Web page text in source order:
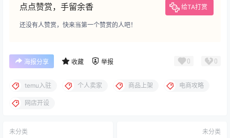
点点赞赏，手留余香 给TA打赏
还没有人赞赏，快来当第一个赞赏的人吧！
海报分享 收藏 举报 0 0
temu入驻 个人卖家 商品上架 电商攻略
网店开设
未分类 未分类